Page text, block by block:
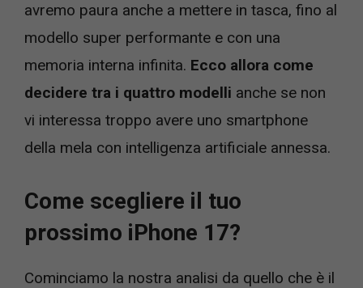
avremo paura anche a mettere in tasca, fino al
modello super performante e con una
memoria interna infinita. Ecco allora come
decidere tra i quattro modelli anche se non
vi interessa troppo avere uno smartphone
della mela con intelligenza artificiale annessa.
Come scegliere il tuo
prossimo iPhone 17?
Cominciamo la nostra analisi da quello che è il